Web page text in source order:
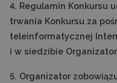
4. Regulamin Konkursu
trwania Konkursu za
teleinformatycznej
i w siedzibie
5. Organizator